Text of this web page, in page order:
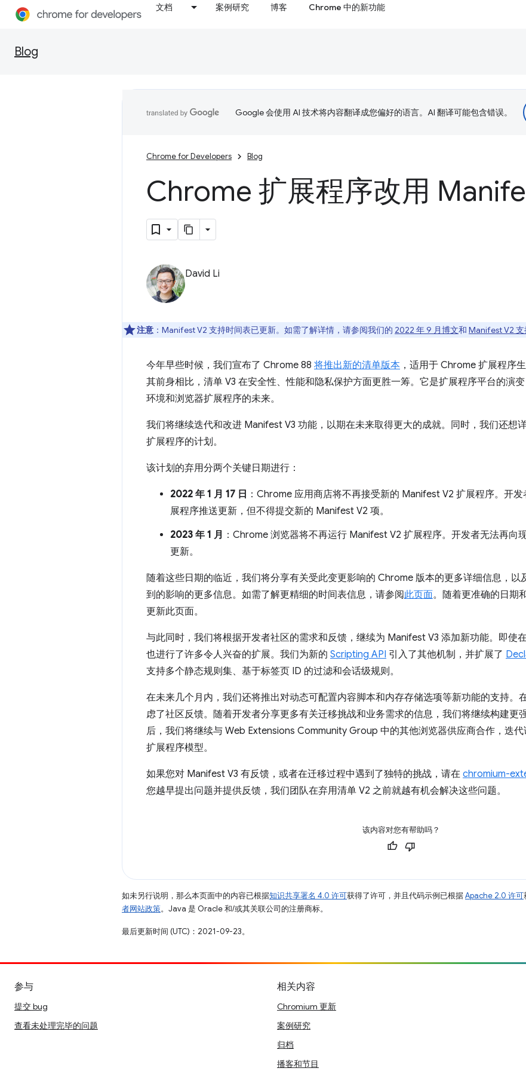
文档 案例研究 博客 Chrome 中的新功能
Blog
Google 会使用 AI 技术将内容翻译成您偏好的语言。AI 翻译可能包含错误。
Chrome for Developers Blog
Chrome 扩展程序改用
David Li
注意 ：Manifest V2 支持时间表已更新。如需了解详情，请参阅我们的 2022 年 9 月博文和 Manifest V2 支
今年早些时候，我们宣布了 Chrome 88 将推出新的清单版本 ，适用于 Chrome 扩展程序
其前身相比，清单 V3 在安全性、性能和隐私保护方面更胜一筹。它是扩展程序平台的演
环境和浏览器扩展程序的未来。
我们将继续迭代和改进 Manifest V3 功能，以期在未来取得更大的成就。同时，我们还想
扩展程序的计划。
该计划的弃用分两个关键日期进行：
2022 年 1 月 17 日 ：Chrome 应用商店将不再接受新的 Manifest V2 扩展程序。开
展程序推送更新，但不得提交新的 Manifest V2 项。
2023 年 1 月 ：Chrome 浏览器将不再运行 Manifest V2 扩展程序。开发者无法再向
更新。
随着这些日期的临近，我们将分享有关受此变更影响的 Chrome 版本的更多详细信息，以
到的影响的更多信息。如需了解更精细的时间表信息，请参阅此页面。随着更准确的日期
更新此页面。
与此同时，我们将根据开发者社区的需求和反馈，继续为 Manifest V3 添加新功能。即使
也进行了许多令人兴奋的扩展。我们为新的 Scripting API 引入了其他机制，并扩展了
支持多个静态规则集、基于标签页 ID 的过滤和会话级规则。
在未来几个月内，我们还将推出对动态可配置内容脚本和内存存储选项等新功能的支持。
虑了社区反馈。随着开发者分享更多有关迁移挑战和业务需求的信息，我们将继续构建更
后，我们将继续与 Web Extensions Community Group 中的其他浏览器供应商合作，迭
扩展程序模型。
如果您对 Manifest V3 有反馈，或者在迁移过程中遇到了独特的挑战，请在 chromium-
您越早提出问题并提供反馈，我们团队在弃用清单 V2 之前就越有机会解决这些问题。
该内容对您有帮助吗？
如未另行说明，那么本页面中的内容已根据知识共享署名 4.0 许可获得了许可，并且代码示例已根据Apache 2.0 许可
者网站政策。Java 是 Oracle 和/或其关联公司的注册商标。
最后更新时间 (UTC)：2021-09-23。
参与
提交 bug
查看未处理完毕的问题
相关内容
Chromium 更新
案例研究
归档
播客和节目